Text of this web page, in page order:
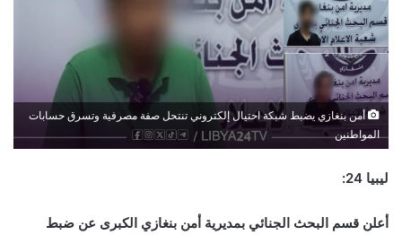
أمن بنغازي يضبط شبكة احتيال إلكتروني تنتحل صفة مصرفية وتسرق حسابات
المواطنين
ليبيا 24:
أعلن قسم البحث الجنائي بمديرية أمن بنغازي الكبرى عن ضبط